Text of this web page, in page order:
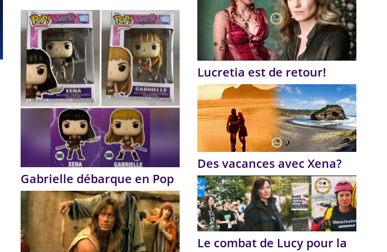
Gabrielle débarque en Pop
Lucretia est de retour!
Des vacances avec Xena?
Le combat de Lucy pour la